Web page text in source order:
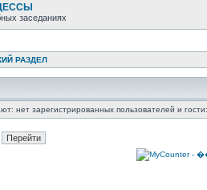
заседаниях
РАЗДЕЛ
нет зарегистрированных пользователей и